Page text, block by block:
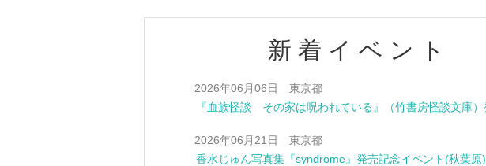
新着イベント
2026年06月06日 東京都
2026年06月21日 東京都
香水じゅん写真集『syndrome』発売記念イベント(秋葉原)